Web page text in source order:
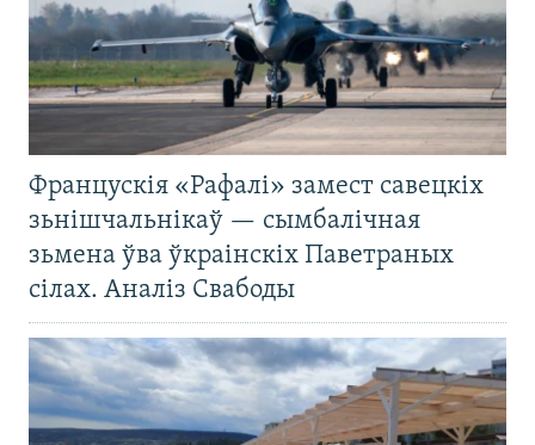
Францускія «Рафалі» замест савецкіх
зьнішчальнікаў — сымбалічная
зьмена ўва ўкраінскіх Паветраных
сілах. Аналіз Свабоды